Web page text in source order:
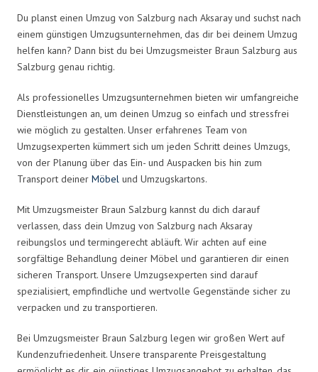
Du planst einen Umzug von Salzburg nach Aksaray und suchst nach
einem günstigen Umzugsunternehmen, das dir bei deinem Umzug
helfen kann? Dann bist du bei Umzugsmeister Braun Salzburg aus
Salzburg genau richtig.
Als professionelles Umzugsunternehmen bieten wir umfangreiche
Dienstleistungen an, um deinen Umzug so einfach und stressfrei
wie möglich zu gestalten. Unser erfahrenes Team von
Umzugsexperten kümmert sich um jeden Schritt deines Umzugs,
von der Planung über das Ein- und Auspacken bis hin zum
Transport deiner Möbel und Umzugskartons.
Mit Umzugsmeister Braun Salzburg kannst du dich darauf
verlassen, dass dein Umzug von Salzburg nach Aksaray
reibungslos und termingerecht abläuft. Wir achten auf eine
sorgfältige Behandlung deiner Möbel und garantieren dir einen
sicheren Transport. Unsere Umzugsexperten sind darauf
spezialisiert, empfindliche und wertvolle Gegenstände sicher zu
verpacken und zu transportieren.
Bei Umzugsmeister Braun Salzburg legen wir großen Wert auf
Kundenzufriedenheit. Unsere transparente Preisgestaltung